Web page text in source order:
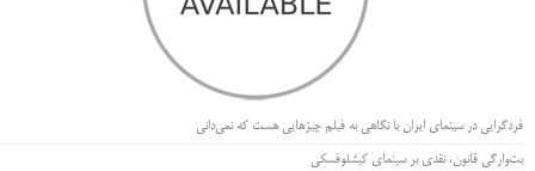
فردگرایی در سینمای ایران با نگاهی به فیلم چیزهایی هست که نمی‌دانی
بت‌وارگی قانون، نقدی بر سینمای کیشلوفسکی